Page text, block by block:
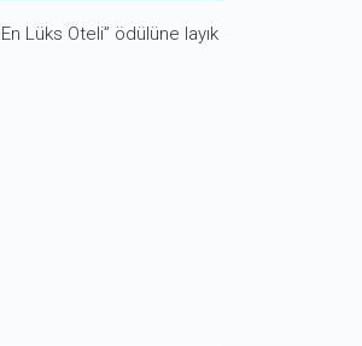
Lüks Oteli” ödülüne layık